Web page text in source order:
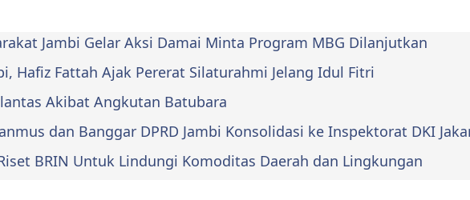
Jambi Gelar Aksi Damai Minta Program MBG Dilanjutkan
Hafiz Fattah Ajak Pererat Silaturahmi Jelang Idul Fitri
Akibat Angkutan Batubara
dan Banggar DPRD Jambi Konsolidasi ke Inspektorat DKI
BRIN Untuk Lindungi Komoditas Daerah dan Lingkungan